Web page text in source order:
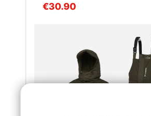
€30.90